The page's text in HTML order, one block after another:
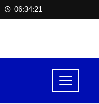
06:34:22